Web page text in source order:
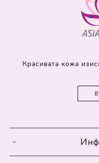
Красивата кожа